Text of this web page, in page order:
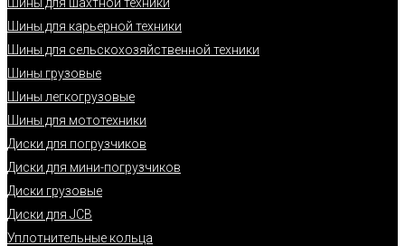
Шины для карьерной техники
Шины для сельскохозяйственной техники
Шины грузовые
Шины легкогрузовые
Шины для мототехники
Диски для погрузчиков
Диски для мини-погрузчиков
Диски грузовые
Диски для JCB
Уплотнительные кольца